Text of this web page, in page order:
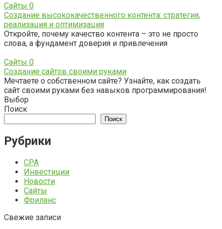
Сайты 0
Создание высококачественного контента: стратегия,
реализация и оптимизация
Откройте, почему качество контента – это не просто
слова, а фундамент доверия и привлечения
Сайты 0
Создание сайтов своими руками
Мечтаете о собственном сайте? Узнайте, как создать
сайт своими руками без навыков программирования!
Выбор
Поиск
Поиск
Рубрики
CPA
Инвестиции
Новости
Сайты
Фриланс
Свежие записи